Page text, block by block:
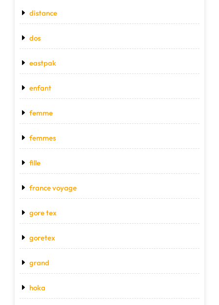
distance
dos
eastpak
enfant
femme
femmes
fille
france voyage
gore tex
goretex
grand
hoka